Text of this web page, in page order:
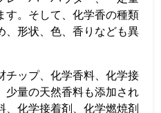
す。そして、化学香の種類
、形状、色、香りなども異
チップ、化学香料、化学接
少量の天然香料も添加され
、化学接着剤、化学燃焼剤